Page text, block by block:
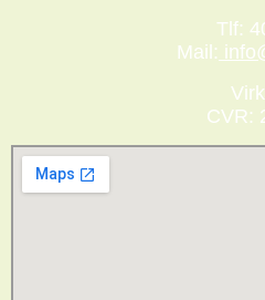
Tlf:
Mail:
CVR: